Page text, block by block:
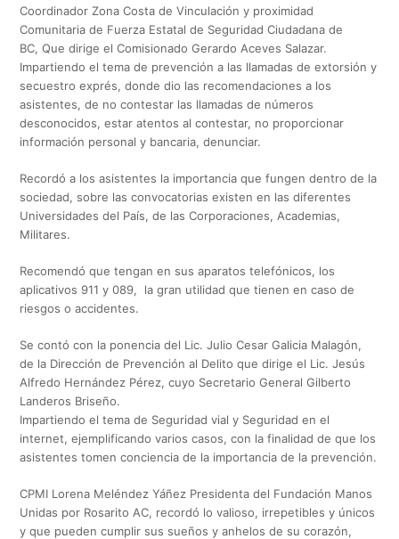
Coordinador Zona Costa de Vinculación y proximidad
Comunitaria de Fuerza Estatal de Seguridad Ciudadana de
BC, Que dirige el Comisionado Gerardo Aceves Salazar.
Impartiendo el tema de prevención a las llamadas de extorsión y
secuestro exprés, donde dio las recomendaciones a los
asistentes, de no contestar las llamadas de números
desconocidos, estar atentos al contestar, no proporcionar
información personal y bancaria, denunciar.
Recordó a los asistentes la importancia que fungen dentro de la
sociedad, sobre las convocatorias existen en las diferentes
Universidades del País, de las Corporaciones, Academias,
Militares.
Recomendó que tengan en sus aparatos telefónicos, los
aplicativos 911 y 089, la gran utilidad que tienen en caso de
riesgos o accidentes.
Se contó con la ponencia del Lic. Julio Cesar Galicia Malagón,
de la Dirección de Prevención al Delito que dirige el Lic. Jesús
Alfredo Hernández Pérez, cuyo Secretario General Gilberto
Landeros Briseño.
Impartiendo el tema de Seguridad vial y Seguridad en el
internet, ejemplificando varios casos, con la finalidad de que los
asistentes tomen conciencia de la importancia de la prevención.
CPMI Lorena Meléndez Yáñez Presidenta del Fundación Manos
Unidas por Rosarito AC, recordó lo valioso, irrepetibles y únicos
y que pueden cumplir sus sueños y anhelos de su corazón,